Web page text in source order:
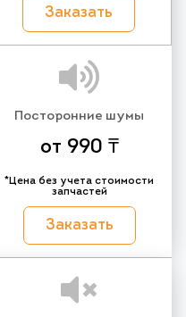
Заказать
Посторонние шумы
от 990 ₸
*Цена без учета стоимости
запчастей
Заказать